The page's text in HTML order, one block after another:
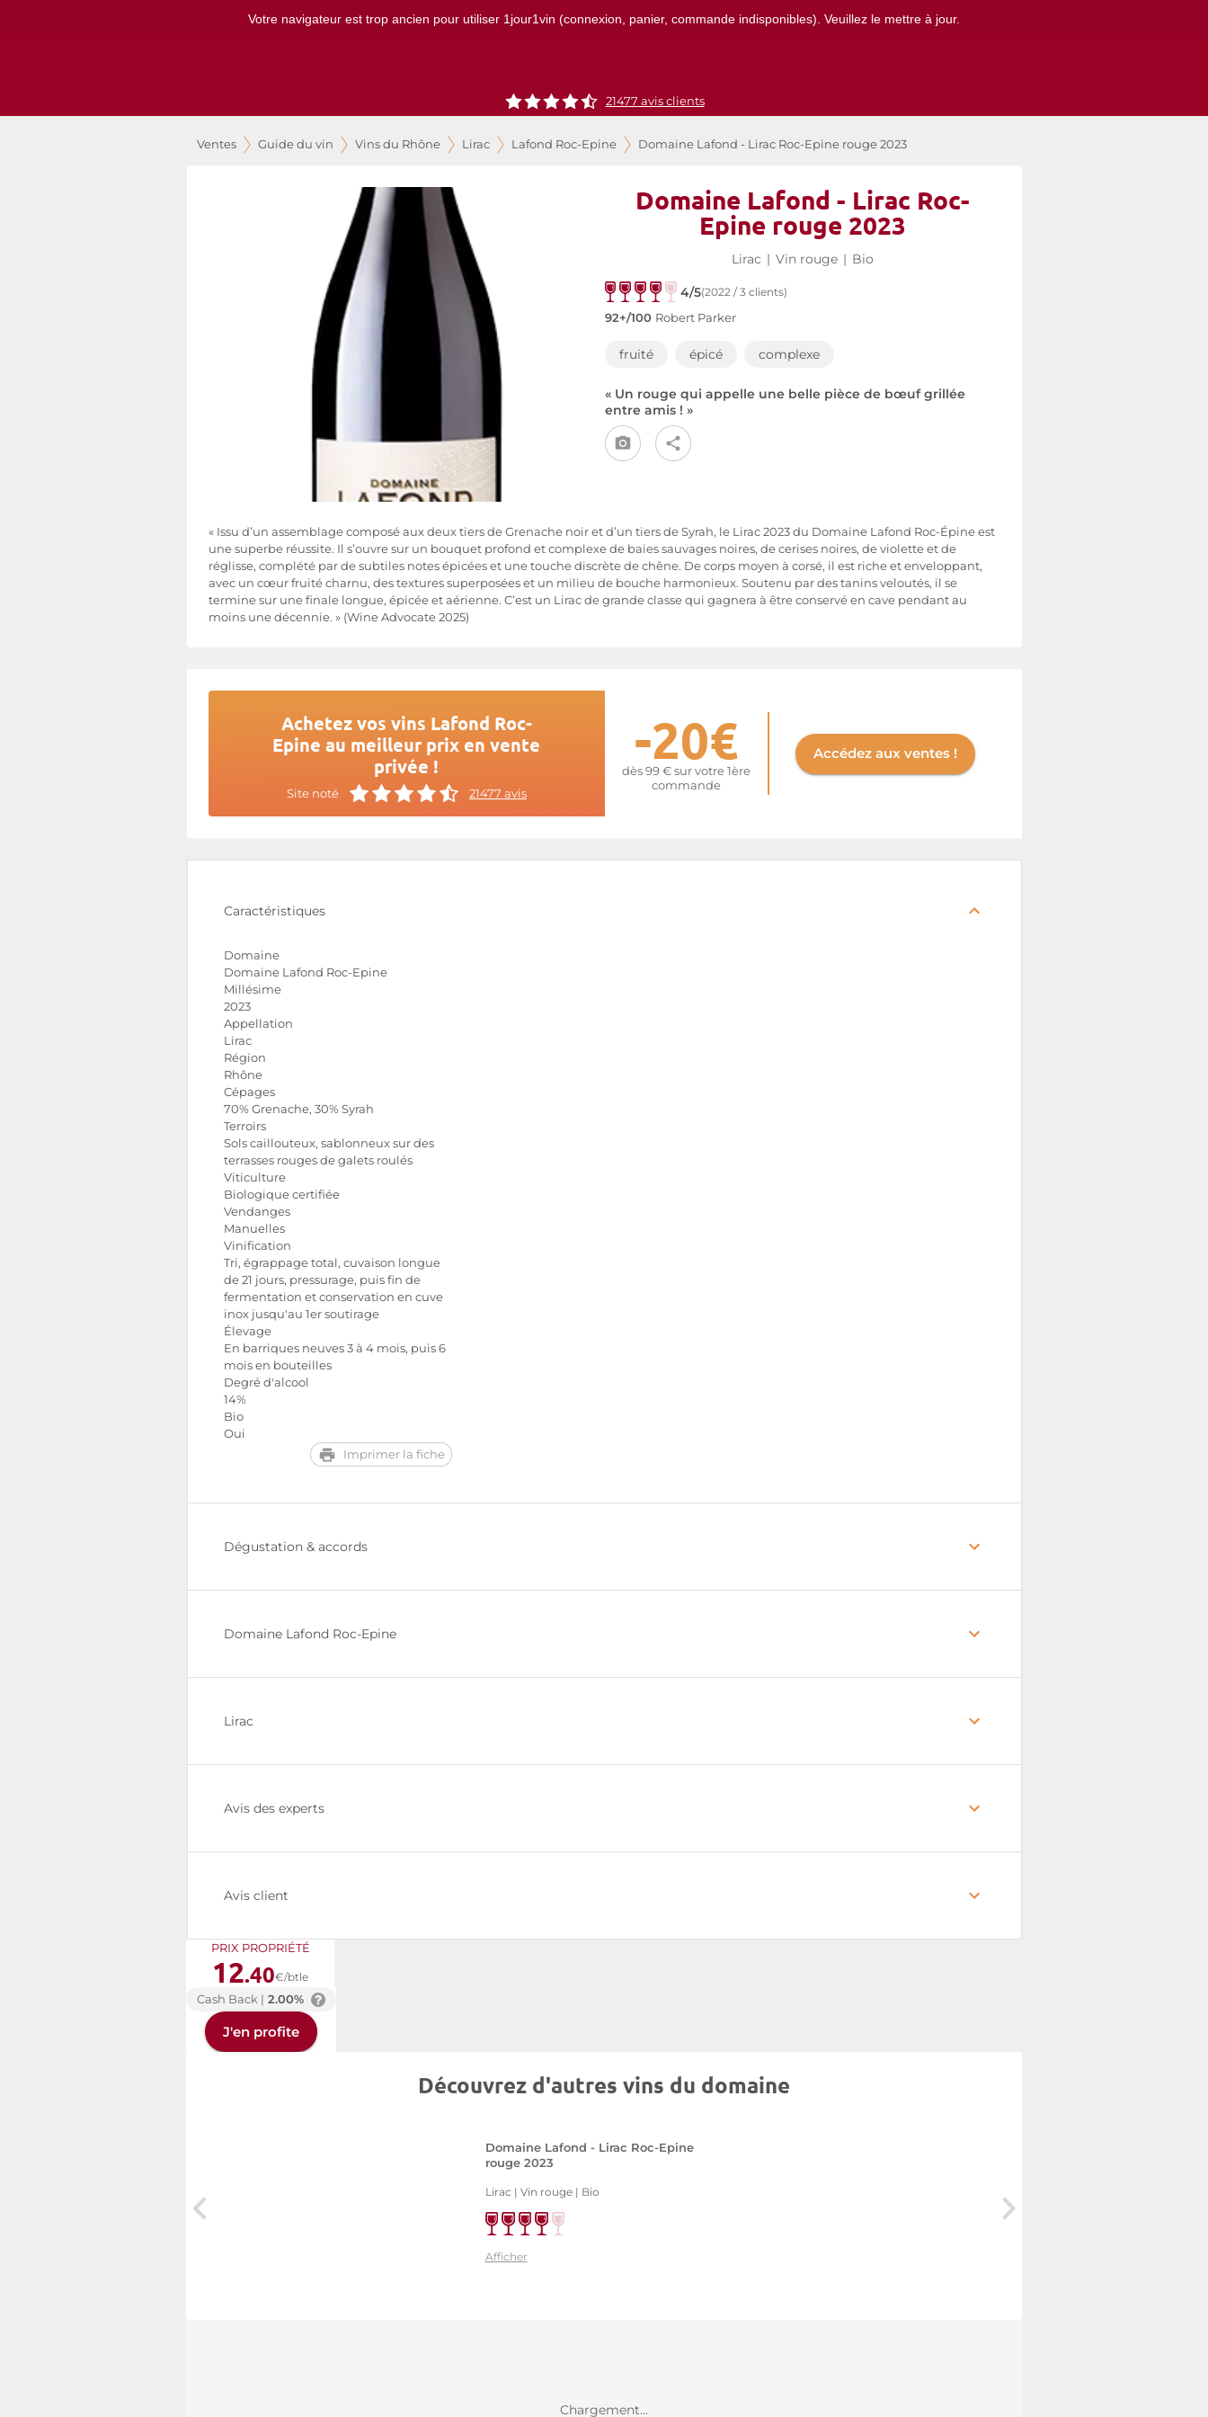
Votre navigateur est trop ancien pour utiliser 1jour1vin (connexion, panier, commande indisponibles). Veuillez le mettre à jour.
21477 avis clients
Ventes Guide du vin Vins du Rhône Lirac Lafond Roc-Epine Domaine Lafond - Lirac Roc-Epine rouge 2023
Domaine Lafond - Lirac Roc-
Epine rouge 2023
Lirac | Vin rouge | Bio
4/5(2022 / 3 clients)
92+/100 Robert Parker
fruité épicé complexe
« Un rouge qui appelle une belle pièce de bœuf grillée
entre amis ! »
« Issu d’un assemblage composé aux deux tiers de Grenache noir et d’un tiers de Syrah, le Lirac 2023 du Domaine Lafond Roc-Épine est
une superbe réussite. Il s’ouvre sur un bouquet profond et complexe de baies sauvages noires, de cerises noires, de violette et de
réglisse, complété par de subtiles notes épicées et une touche discrète de chêne. De corps moyen à corsé, il est riche et enveloppant,
avec un cœur fruité charnu, des textures superposées et un milieu de bouche harmonieux. Soutenu par des tanins veloutés, il se
termine sur une finale longue, épicée et aérienne. C’est un Lirac de grande classe qui gagnera à être conservé en cave pendant au
moins une décennie. » (Wine Advocate 2025)
Achetez vos vins Lafond Roc-
Epine au meilleur prix en vente
privée !
Site noté 21477 avis
-20€
dès 99 € sur votre 1ère
commande
Accédez aux ventes !
Caractéristiques
Domaine
Domaine Lafond Roc-Epine
Millésime
2023
Appellation
Lirac
Région
Rhône
Cépages
70% Grenache, 30% Syrah
Terroirs
Sols caillouteux, sablonneux sur des
terrasses rouges de galets roulés
Viticulture
Biologique certifiée
Vendanges
Manuelles
Vinification
Tri, égrappage total, cuvaison longue
de 21 jours, pressurage, puis fin de
fermentation et conservation en cuve
inox jusqu'au 1er soutirage
Élevage
En barriques neuves 3 à 4 mois, puis 6
mois en bouteilles
Degré d'alcool
14%
Bio
Oui
Imprimer la fiche
Dégustation & accords
Domaine Lafond Roc-Epine
Lirac
Avis des experts
Avis client
PRIX PROPRIÉTÉ
12.40€/btle
Cash Back | 2.00%
J'en profite
Découvrez d'autres vins du domaine
Domaine Lafond - Lirac Roc-Epine
rouge 2023
Lirac | Vin rouge| Bio
Afficher
Chargement...